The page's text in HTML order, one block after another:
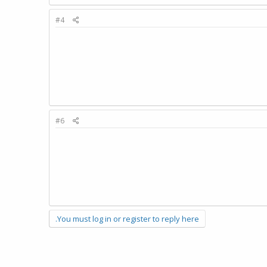
#4
#6
You must log in or register to reply here.